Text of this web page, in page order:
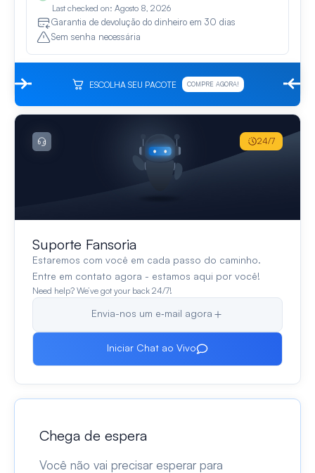
Last checked on: Agosto 8, 2026
Garantia de devolução do dinheiro em 30 dias
Sem senha necessária
ESCOLHA SEU PACOTE COMPRE AGORA!
Suporte Fansoria
Estaremos com você em cada passo do caminho.
Entre em contato agora - estamos aqui por você!
Need help? We’ve got your back 24/7!
Envia-nos um e‑mail agora
Iniciar Chat ao Vivo
24/7
Chega de espera
Você não vai precisar esperar para